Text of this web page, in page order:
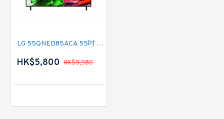
LG 55QNED85ACA 55吋 QNED evo AI QNED85 MiniLED 4K SMART TV
HK$5,800 HK$9,980